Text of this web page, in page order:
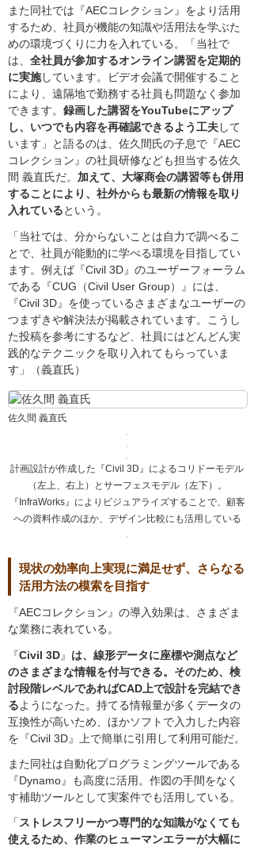
佐久間 義直氏
また同社では『AECコレクション』をより活用
するため、社員が機能の知識や活用法を学ぶた
めの環境づくりに力を入れている。「当社で
は、 全社員が参加するオンライン講習を定期的
に実施しています。ビデオ会議で開催すること
により、遠隔地で勤務する社員も問題なく参加
できます。 録画した講習をYouTubeにアップ
し、いつでも内容を再確認できるよう工夫して
います」と語るのは、佐久間氏の子息で『AEC
コレクション』の社員研修なども担当する佐久
間 義直氏だ。 加えて、大塚商会の講習等も併用
することにより、社外からも最新の情報を取り
入れているという。
「当社では、分からないことは自力で調べるこ
とで、社員が能動的に学べる環境を目指してい
ます。例えば『Civil 3D』のユーザーフォーラム
である『CUG（Civil User Group）』には、
『Civil 3D』を使っているさまざまなユーザーの
つまずきや解決法が掲載されています。こうし
た投稿を参考にするなど、社員にはどんどん実
践的なテクニックを取り入れてもらっていま
す」（義直氏）
計画設計が作成した『Civil 3D』によるコリドーモデル
（左上、右上）とサーフェスモデル（左下）。
『InfraWorks』によりビジュアライズすることで、顧客
への資料作成のほか、デザイン比較にも活用している
現状の効率向上実現に満足せず、さらなる
活用方法の模索を目指す
『AECコレクション』の導入効果は、さまざま
な業務に表れている。
『Civil 3D』 は、線形データに座標や測点など
のさまざまな情報を付与できる。そのため、検
討段階レベルであればCAD上で設計を完結でき
るようになった。持てる情報量が多くデータの
互換性が高いため、ほかソフトで入力した内容
を『Civil 3D』上で簡単に引用して利用可能だ。
また同社は自動化プログラミングツールである
『Dynamo』も高度に活用。作図の手間をなく
す補助ツールとして実案件でも活用している。
「 ストレスフリーかつ専門的な知識がなくても
使えるため、作業のヒューマンエラーが大幅に